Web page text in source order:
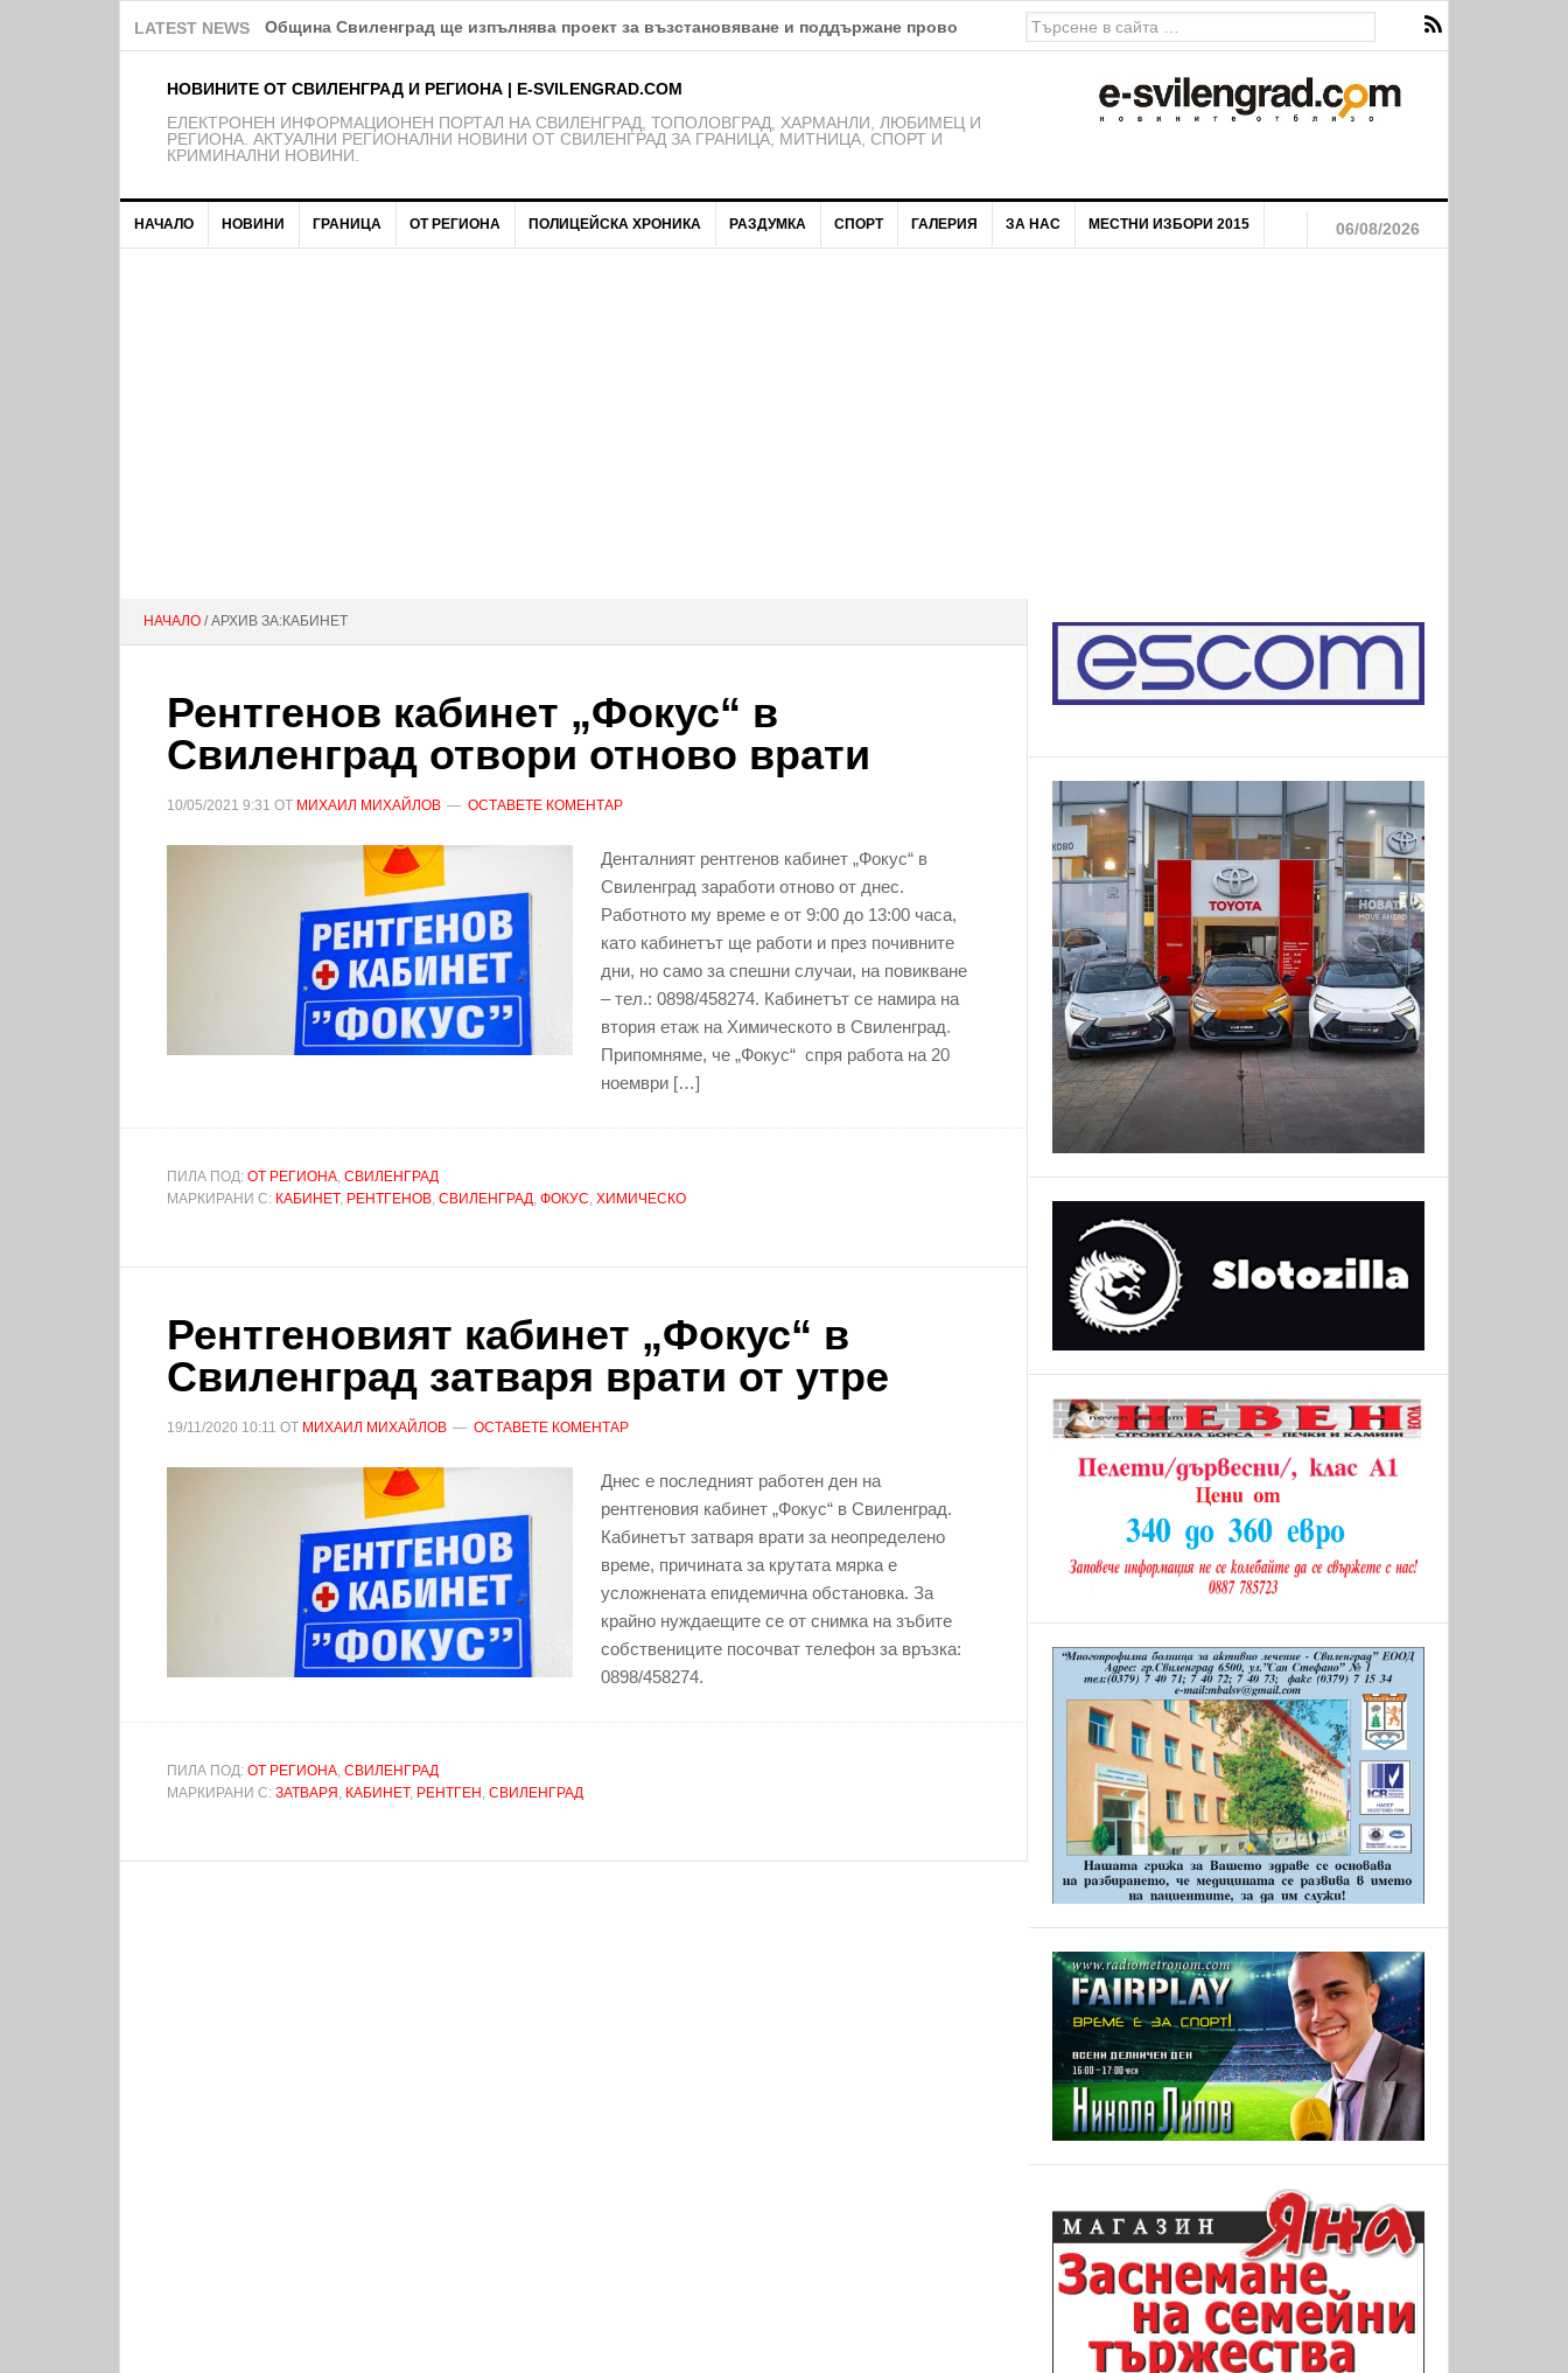
LATEST NEWS Община Свиленград ще изпълнява проект за възстановяване и поддържане проводимостта на река Марица
НОВИНИТЕ ОТ СВИЛЕНГРАД И РЕГИОНА | E-SVILENGRAD.COM
EЛЕКТРОНЕН ИНФОРМАЦИОНЕН ПОРТАЛ НА СВИЛЕНГРАД, ТОПОЛОВГРАД, ХАРМАНЛИ, ЛЮБИМЕЦ И
РЕГИОНА. АКТУАЛНИ РЕГИОНАЛНИ НОВИНИ ОТ СВИЛЕНГРАД ЗА ГРАНИЦА, МИТНИЦА, СПОРТ И
КРИМИНАЛНИ НОВИНИ.
НАЧАЛО НОВИНИ ГРАНИЦА ОТ РЕГИОНА ПОЛИЦЕЙСКА ХРОНИКА РАЗДУМКА СПОРТ ГАЛЕРИЯ ЗА НАС МЕСТНИ ИЗБОРИ 2015 06/08/2026
НАЧАЛО / АРХИВ ЗА:КАБИНЕТ
Рентгенов кабинет „Фокус“ в
Свиленград отвори отново врати
10/05/2021 9:31 ОТ МИХАИЛ МИХАЙЛОВ ОСТАВЕТЕ КОМЕНТАР
Денталният рентгенов кабинет „Фокус“ в
Свиленград заработи отново от днес.
Работното му време е от 9:00 до 13:00 часа,
като кабинетът ще работи и през почивните
дни, но само за спешни случаи, на повикване
– тел.: 0898/458274. Кабинетът се намира на
втория етаж на Химическото в Свиленград.
Припомняме, че „Фокус“ спря работа на 20
ноември […]
ПИЛА ПОД: ОТ РЕГИОНА, СВИЛЕНГРАД
МАРКИРАНИ С: КАБИНЕТ, РЕНТГЕНОВ, СВИЛЕНГРАД, ФОКУС, ХИМИЧЕСКО
Рентгеновият кабинет „Фокус“ в
Свиленград затваря врати от утре
19/11/2020 10:11 ОТ МИХАИЛ МИХАЙЛОВ ОСТАВЕТЕ КОМЕНТАР
Днес е последният работен ден на
рентгеновия кабинет „Фокус“ в Свиленград.
Кабинетът затваря врати за неопределено
време, причината за крутата мярка е
усложнената епидемична обстановка. За
крайно нуждаещите се от снимка на зъбите
собствениците посочват телефон за връзка:
0898/458274.
ПИЛА ПОД: ОТ РЕГИОНА, СВИЛЕНГРАД
МАРКИРАНИ С: ЗАТВАРЯ , КАБИНЕТ, РЕНТГЕН , СВИЛЕНГРАД